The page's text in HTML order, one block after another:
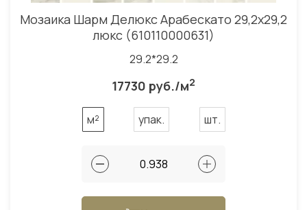
Мозаика Шарм Делюкс Арабескато 29,2x29,2
люкс (610110000631)
29.2*29.2
17730 руб./м2
м² упак. шт.